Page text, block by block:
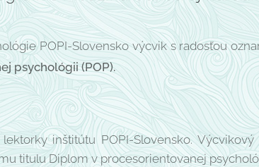
POPI-Slovensko výcvik s radosťou
psychológii (POP).
inštitútu POPI-Slovensko.
titulu Diplom v procesorientovanej